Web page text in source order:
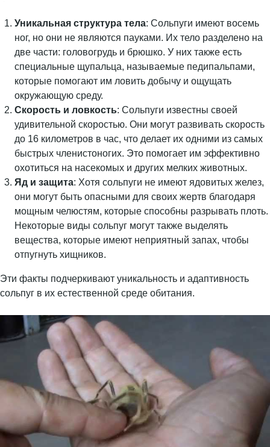
Уникальная структура тела: Сольпуги имеют восемь
ног, но они не являются пауками. Их тело разделено на
две части: головогрудь и брюшко. У них также есть
специальные щупальца, называемые педипальпами,
которые помогают им ловить добычу и ощущать
окружающую среду.
Скорость и ловкость: Сольпуги известны своей
удивительной скоростью. Они могут развивать скорость
до 16 километров в час, что делает их одними из самых
быстрых членистоногих. Это помогает им эффективно
охотиться на насекомых и других мелких животных.
Яд и защита: Хотя сольпуги не имеют ядовитых желез,
они могут быть опасными для своих жертв благодаря
мощным челюстям, которые способны разрывать плоть.
Некоторые виды сольпуг могут также выделять
вещества, которые имеют неприятный запах, чтобы
отпугнуть хищников.
Эти факты подчеркивают уникальность и адаптивность
сольпуг в их естественной среде обитания.